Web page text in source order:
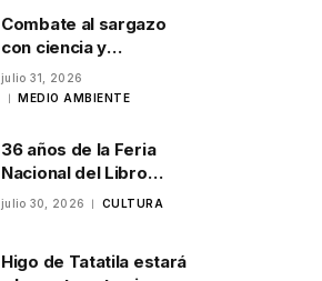
Combate al sargazo
con ciencia y
sostenibilidad en
México
julio 31, 2026
MEDIO AMBIENTE
36 años de la Feria
Nacional del Libro
Infantil y Juvenil en
julio 30, 2026 CULTURA
Higo de Tatatila estará